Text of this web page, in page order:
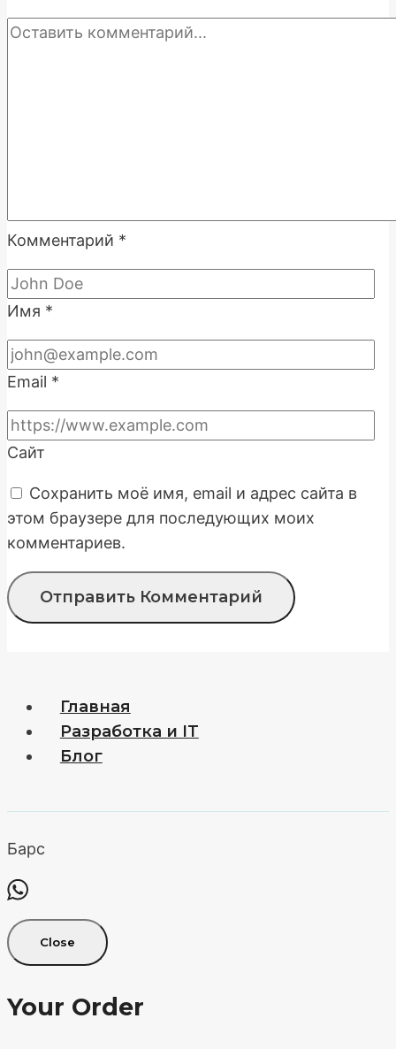
Комментарий *
Имя *
Email *
Сайт
Сохранить моё имя, email и адрес сайта в
этом браузере для последующих моих
комментариев.
Главная
Разработка и IT
Блог
Барс
Close
Your Order